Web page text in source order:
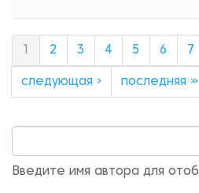
2 3 4 5 6 7
следующая › последняя »
Введите имя автора для